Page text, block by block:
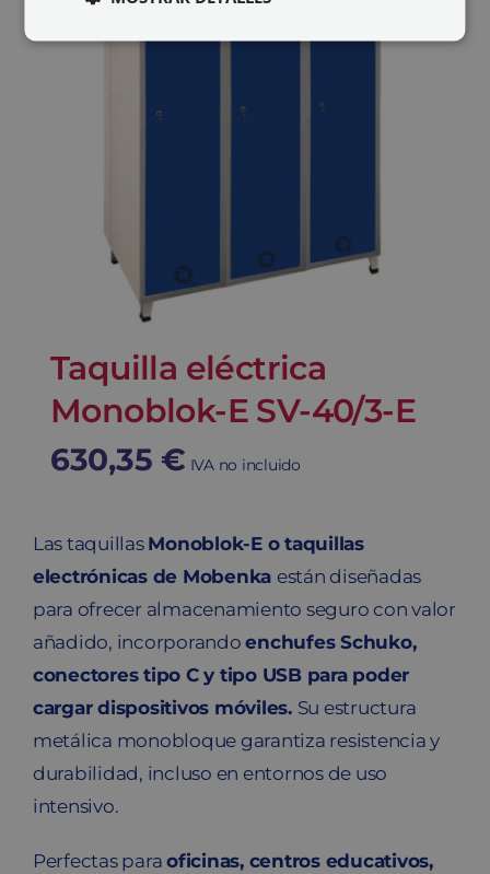
Taquilla eléctrica
Monoblok-E SV-40/3-E
630,35 € IVA no incluido
Las taquillas Monoblok-E o taquillas
electrónicas de Mobenka están diseñadas
para ofrecer almacenamiento seguro con valor
añadido, incorporandoenchufes Schuko,
conectores tipo C y tipo USB para poder
cargar dispositivos móviles. Su estructura
metálica monobloque garantiza resistencia y
durabilidad, incluso en entornos de uso
intensivo.
Perfectas paraoficinas, centros educativos,